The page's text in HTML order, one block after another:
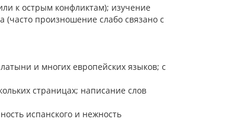
к острым конфликтам); изучение
произношение слабо связано с
и многих европейских языков; с
страницах; написание слов
испанского и нежность